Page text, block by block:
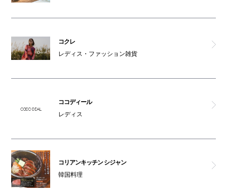
コクレ
レディス・ファッション雑貨
ココディール
レディス
コリアンキッチン シジャン
韓国料理